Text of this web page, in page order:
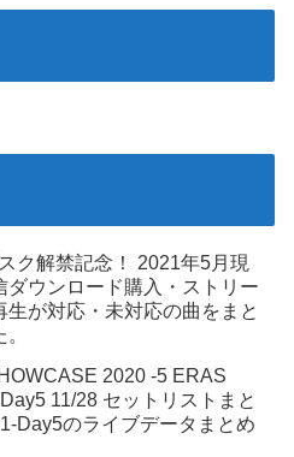
ク解禁記念！ 2021年5月現
ダウンロード購入・ストリー
生が対応・未対応の曲をまと
2020 -5 ERAS
11/28 セットリストまと
Day5のライブデータまとめ